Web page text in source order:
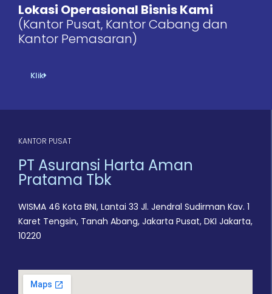
Lokasi Operasional Bisnis Kami
(Kantor Pusat, Kantor Cabang dan
Kantor Pemasaran)
Klik
KANTOR PUSAT
PT Asuransi Harta Aman
Pratama Tbk
WISMA 46 Kota BNI, Lantai 33 Jl. Jendral Sudirman Kav. 1
Karet Tengsin, Tanah Abang, Jakarta Pusat, DKI Jakarta,
10220